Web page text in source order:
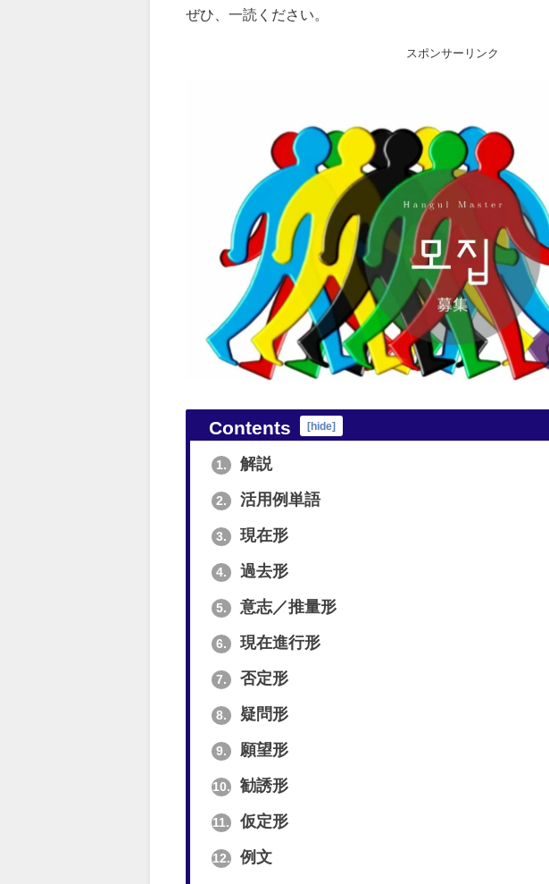
ぜひ、一読ください。
スポンサーリンク
Contents [hide]
1. 解説
2. 活用例単語
3. 現在形
4. 過去形
5. 意志／推量形
6. 現在進行形
7. 否定形
8. 疑問形
9. 願望形
10. 勧誘形
11. 仮定形
12. 例文